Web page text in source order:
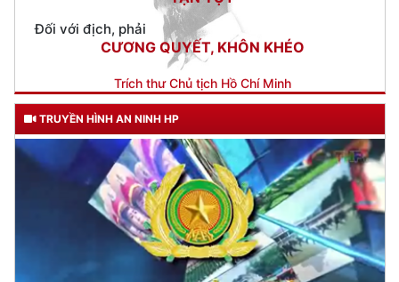
Trích thư Chủ tịch Hồ Chí Minh
gửi Công an Khu XII,
ngày 11 tháng 3 năm 1948.
TRUYỀN HÌNH AN NINH HP